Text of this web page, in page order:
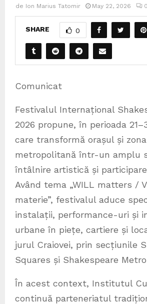
de Ion Marius Tatomir May 22, 2026 0
SHARE 0
Comunicat
Festivalul Internațional
2026 propune, în perioada
care transformă orașul și zona
metropolitană într-un amplu
întâlnire artistică și
Având tema „WILL matters /
materie”, festivalul aduce
instalații, performance-uri și
urbane în piețe, cartiere și
jurul Craiovei, prin secțiunile
Squares și Shakespeare
În acest context, Institutul
continuă parteneriatul